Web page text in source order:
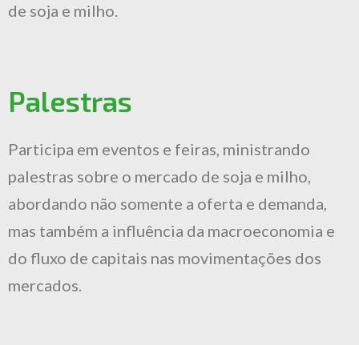
de soja e milho.
Palestras
Participa em eventos e feiras, ministrando
palestras sobre o mercado de soja e milho,
abordando não somente a oferta e demanda,
mas também a influência da macroeconomia e
do fluxo de capitais nas movimentações dos
mercados.